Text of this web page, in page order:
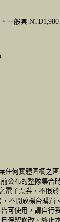
一般票 NTD1,980
任何實體圍欄之區
公布的整隊集合
電子票券，不限
不開放機台購買。
可使用，請自行
保留修改、終止